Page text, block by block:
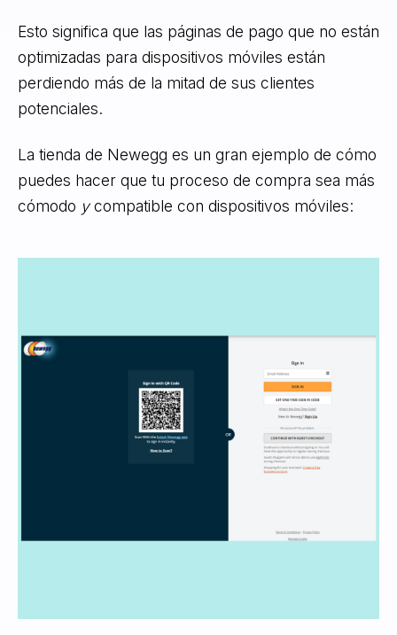
Esto significa que las páginas de pago que no están
optimizadas para dispositivos móviles están
perdiendo más de la mitad de sus clientes
potenciales.
La tienda de Newegg es un gran ejemplo de cómo
puedes hacer que tu proceso de compra sea más
cómodo ycompatible con dispositivos móviles: